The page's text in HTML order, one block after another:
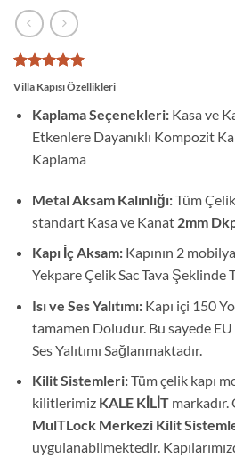
1
müşteri
puanına
dayanarak
5 üzerinden
puan aldı
Villa Kapısı Özellikleri
Kaplama Seçenekleri: Kasa ve
Etkenlere Dayanıklı Kompozit
Kaplama
Metal Aksam Kalınlığı:Tüm
standart Kasa ve Kanat 2mm
Kapı İç Aksam:Kapının 2
Yekpare Çelik Sac Tava Şeklinde
Isı ve Ses Yalıtımı:Kapı içi 150
tamamen Doludur. Bu sayede EU
Ses Yalıtımı Sağlanmaktadır.
Kilit Sistemleri:Tüm çelik kapı
kilitlerimiz KALE KİLİT
MulTLock Merkezi Kilit
uygulanabilmektedir.